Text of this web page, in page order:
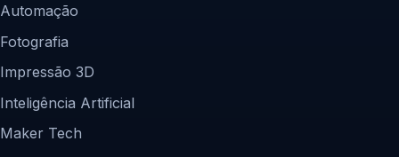
Automação
Fotografia
Impressão 3D
Inteligência Artificial
Maker Tech